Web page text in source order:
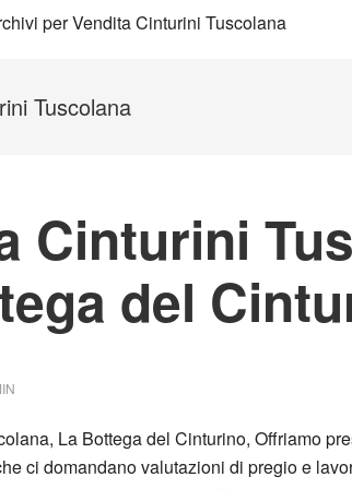
per Vendita Cinturini Tuscolana
Tuscolana
Cinturini
del
La Bottega del Cinturino, Offriamo
ci domandano valutazioni di pregio e